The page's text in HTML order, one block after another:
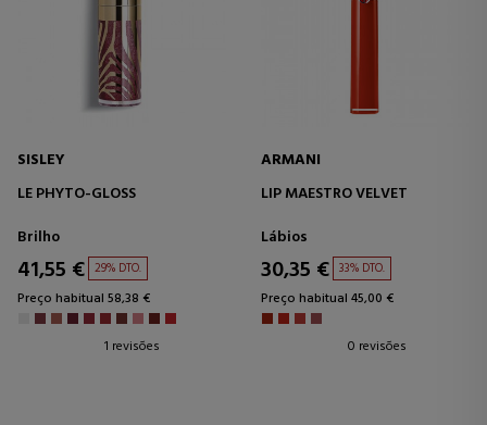
SISLEY
LE PHYTO-GLOSS
Brilho
41,55 € 29% DTO.
Preço habitual 58,38 €
1 revisões
ARMANI
LIP MAESTRO VELVET
Lábios
30,35 € 33% DTO.
Preço habitual 45,00 €
0 revisões